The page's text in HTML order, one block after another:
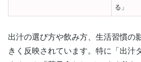
る」
出汁の選び方や飲み方、生活習慣の
きく反映されています。特に「出汁